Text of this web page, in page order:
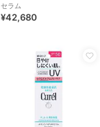
セラム
¥42,680